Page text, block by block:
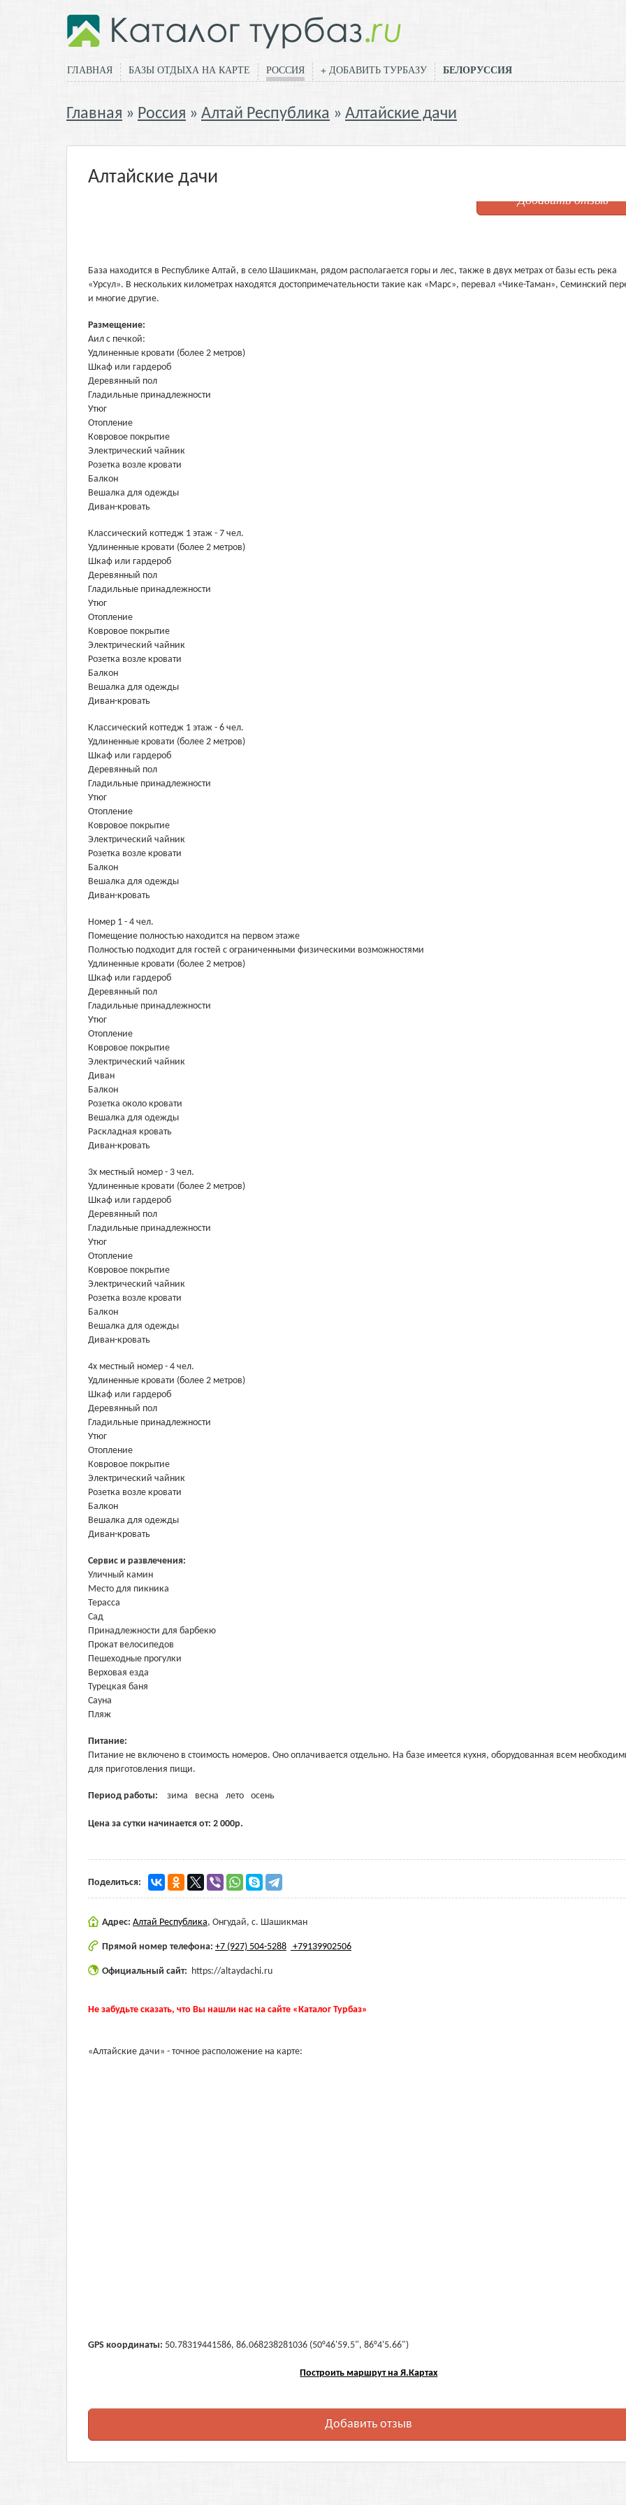
ГЛАВНАЯ БАЗЫ ОТДЫХА НА КАРТЕ РОССИЯ + ДОБАВИТЬ ТУРБАЗУ БЕЛОРУССИЯ
Главная Россия Алтай Республика Алтайские дачи
Алтайские дачи
Добавить отзыв
База находится в Республике Алтай, в село Шашикман, рядом располагается горы и лес, также в двух метрах от базы есть река
«Урсул». В нескольких километрах находятся достопримечательности такие как «Марс», перевал «Чике-Таман», Семинский
и многие другие.
Размещение:
Аил с печкой:
Удлиненные кровати (более 2 метров)
Шкаф или гардероб
Деревянный пол
Гладильные принадлежности
Утюг
Отопление
Ковровое покрытие
Электрический чайник
Розетка возле кровати
Балкон
Вешалка для одежды
Диван-кровать
Классический коттедж 1 этаж - 7 чел.
Удлиненные кровати (более 2 метров)
Шкаф или гардероб
Деревянный пол
Гладильные принадлежности
Утюг
Отопление
Ковровое покрытие
Электрический чайник
Розетка возле кровати
Балкон
Вешалка для одежды
Диван-кровать
Классический коттедж 1 этаж - 6 чел.
Удлиненные кровати (более 2 метров)
Шкаф или гардероб
Деревянный пол
Гладильные принадлежности
Утюг
Отопление
Ковровое покрытие
Электрический чайник
Розетка возле кровати
Балкон
Вешалка для одежды
Диван-кровать
Номер 1 - 4 чел.
Помещение полностью находится на первом этаже
Полностью подходит для гостей с ограниченными физическими возможностями
Удлиненные кровати (более 2 метров)
Шкаф или гардероб
Деревянный пол
Гладильные принадлежности
Утюг
Отопление
Ковровое покрытие
Электрический чайник
Диван
Балкон
Розетка около кровати
Вешалка для одежды
Раскладная кровать
Диван-кровать
3х местный номер - 3 чел.
Удлиненные кровати (более 2 метров)
Шкаф или гардероб
Деревянный пол
Гладильные принадлежности
Утюг
Отопление
Ковровое покрытие
Электрический чайник
Розетка возле кровати
Балкон
Вешалка для одежды
Диван-кровать
4х местный номер - 4 чел.
Удлиненные кровати (более 2 метров)
Шкаф или гардероб
Деревянный пол
Гладильные принадлежности
Утюг
Отопление
Ковровое покрытие
Электрический чайник
Розетка возле кровати
Балкон
Вешалка для одежды
Диван-кровать
Сервис и развлечения:
Уличный камин
Место для пикника
Терасса
Сад
Принадлежности для барбекю
Прокат велосипедов
Пешеходные прогулки
Верховая езда
Турецкая баня
Сауна
Пляж
Питание:
Питание не включено в стоимость номеров. Оно оплачивается отдельно. На базе имеется кухня, оборудованная всем
для приготовления пищи.
Период работы: зима весна лето осень
Цена за сутки начинается от: 2 000р.
Поделиться:
Адрес: Алтай Республика, Онгудай, с. Шашикман
Прямой номер телефона: +7 (927) 504-5288 +79139902506
Официальный сайт: https://altaydachi.ru
Не забудьте сказать, что Вы нашли нас на сайте «Каталог Турбаз»
«Алтайские дачи» - точное расположение на карте:
GPS координаты: 50.78319441586, 86.068238281036 (50°46'59.5", 86°4'5.66")
Построить маршрут на Я.Картах
Добавить отзыв